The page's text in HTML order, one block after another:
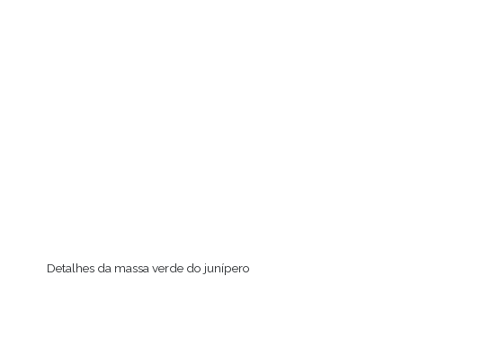
Detalhes da massa verde do junípero